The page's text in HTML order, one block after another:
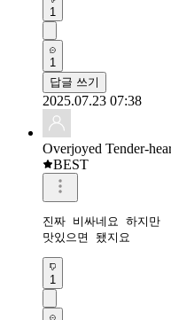
1
1
답글 쓰기
2025.07.23 07:38
Overjoyed Tender-
BEST
진짜 비싸네요 하지만
맛있으면 됐지요
1